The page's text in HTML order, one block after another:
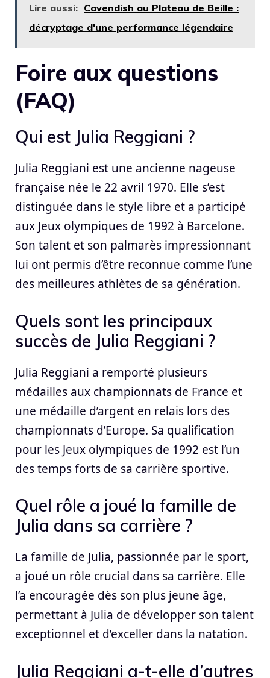
Lire aussi: Cavendish au Plateau de Beille :
décryptage d'une performance légendaire
Foire aux questions
(FAQ)
Qui est Julia Reggiani ?
Julia Reggiani est une ancienne nageuse
française née le 22 avril 1970. Elle s’est
distinguée dans le style libre et a participé
aux Jeux olympiques de 1992 à Barcelone.
Son talent et son palmarès impressionnant
lui ont permis d’être reconnue comme l’une
des meilleures athlètes de sa génération.
Quels sont les principaux
succès de Julia Reggiani ?
Julia Reggiani a remporté plusieurs
médailles aux championnats de France et
une médaille d’argent en relais lors des
championnats d’Europe. Sa qualification
pour les Jeux olympiques de 1992 est l’un
des temps forts de sa carrière sportive.
Quel rôle a joué la famille de
Julia dans sa carrière ?
La famille de Julia, passionnée par le sport,
a joué un rôle crucial dans sa carrière. Elle
l’a encouragée dès son plus jeune âge,
permettant à Julia de développer son talent
exceptionnel et d’exceller dans la natation.
Julia Reggiani a-t-elle d’autres